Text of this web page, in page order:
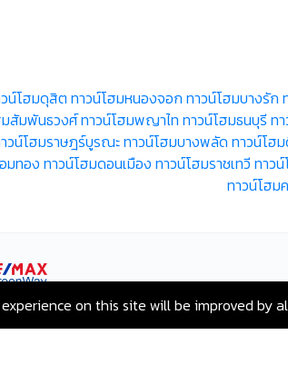
น์โฮมดุสิต ทาวน์โฮมหนองจอก ทาวน์โฮมบางรัก
สัมพันธวงศ์ทาวน์โฮมพญาไท ทาวน์โฮมธนบุรี ท
วน์โฮมราษฎร์บูรณะทาวน์โฮมบางพลัด ทาวน์โฮ
มทอง ทาวน์โฮมดอนเมือง ทาวน์โฮมราชเทวี ทาว
ทาวน์โฮม
80 ซอยสุขุมวิท 117 ถนนสุขุมวิท
on this site will be improved by